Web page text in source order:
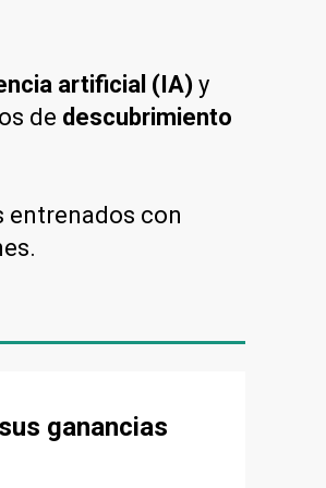
artificial (IA) y
de descubrimiento
entrenados con
ganancias